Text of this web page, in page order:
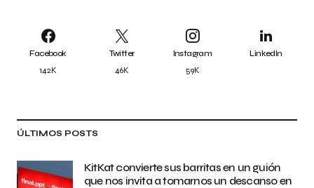
Facebook
142K
Twitter
46K
Instagram
59K
LinkedIn
ÚLTIMOS POSTS
KitKat convierte sus barritas en un guión
que nos invita a tomarnos un descanso en